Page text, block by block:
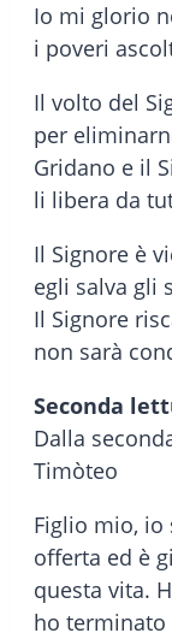
Io mi glorio
i poveri
Il volto del
per
Gridano e il
li libera da
Il Signore è
egli salva gli
Il Signore
non sarà
Seconda
Dalla
Timòteo
Figlio mio, io
offerta ed è
questa vita.
ho terminato